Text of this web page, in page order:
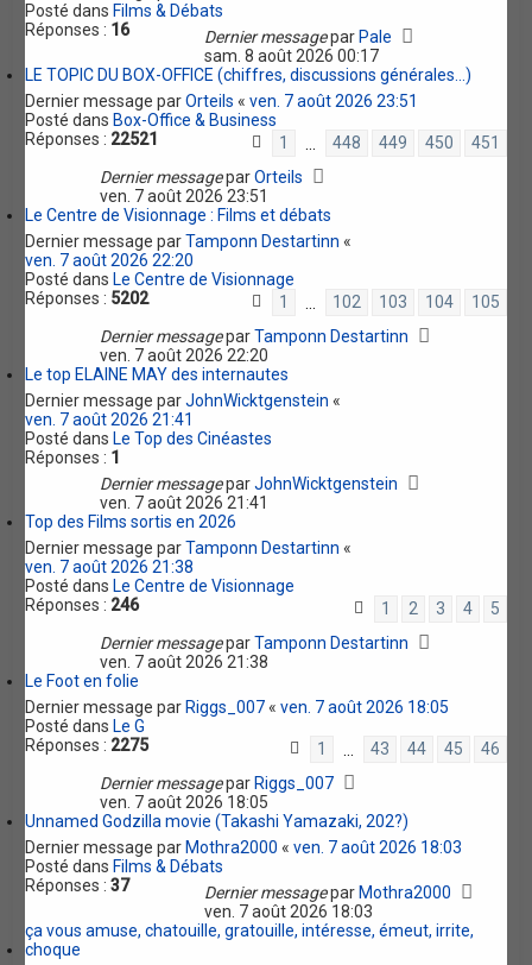
Posté dans Films & Débats
Réponses : 16 Dernier messagepar Pale
sam. 8 août 2026 00:17
LE TOPIC DU BOX-OFFICE (chiffres, discussions générales...)
Dernier message parOrteils «ven. 7 août 2026 23:51
Posté dans Box-Office & Business
Réponses : 22521 1 448 449 450
451
Dernier messageparOrteils
ven. 7 août 2026 23:51
Le Centre de Visionnage : Films et débats
Dernier message parTamponn Destartinn «
ven. 7 août 2026 22:20
Posté dans Le Centre de Visionnage
Réponses : 5202 1 102 103 104
105
Dernier messageparTamponn Destartinn
ven. 7 août 2026 22:20
Le top ELAINE MAY des internautes
Dernier message parJohnWicktgenstein «
ven. 7 août 2026 21:41
Posté dans Le Top des Cinéastes
Réponses : 1
Dernier messageparJohnWicktgenstein
ven. 7 août 2026 21:41
Top des Films sortis en 2026
Dernier message parTamponn Destartinn «
ven. 7 août 2026 21:38
Posté dans Le Centre de Visionnage
Réponses : 246 1 2 3 4
5
Dernier messageparTamponn Destartinn
ven. 7 août 2026 21:38
Le Foot en folie
Dernier message par Riggs_007«ven. 7 août 2026 18:05
Posté dans Le G
Réponses : 2275 1 43 44 45
46
Dernier messagepar Riggs_007
ven. 7 août 2026 18:05
Unnamed Godzilla movie (Takashi Yamazaki, 202?)
Dernier message par Mothra2000 «ven. 7 août 2026 18:03
Posté dans Films & Débats
Réponses :37 Dernier messagepar Mothra2000
ven. 7 août 2026 18:03
ça vous amuse, chatouille, gratouille, intéresse, émeut, irrite,
choque